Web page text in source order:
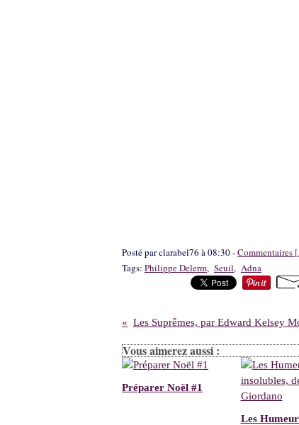
Posté par clarabel76 à 08:30 -Commentaires [
Tags: Philippe Delerm, Seuil, Adna
Les Suprêmes, par Edward Kelsey
Vous aimerez aussi :
Préparer Noël #1
Les